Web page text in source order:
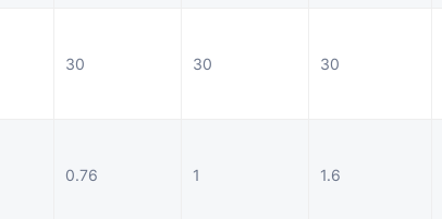
30 30 30
0.76 1 1.6